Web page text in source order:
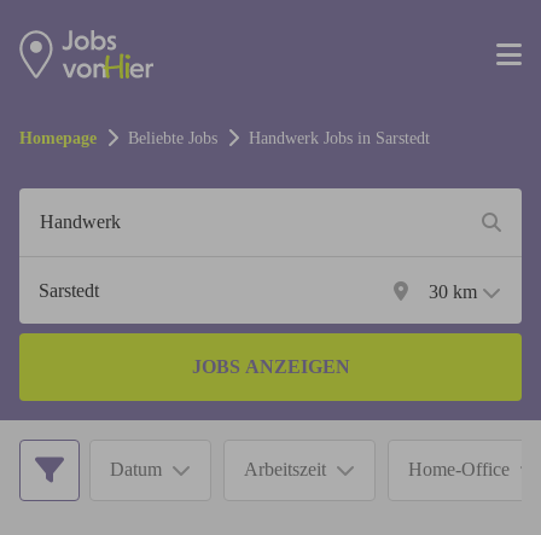
Homepage Beliebte Jobs Handwerk Jobs in Sarstedt
30 km
JOBS ANZEIGEN
Datum Arbeitszeit Home-Office